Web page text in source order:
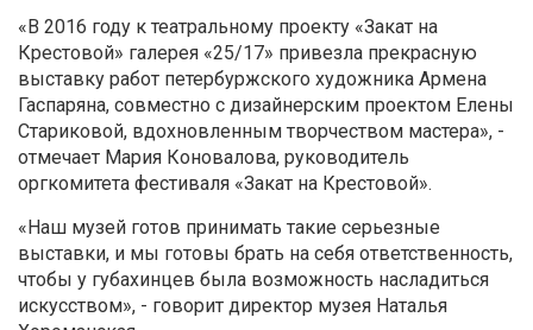
«В 2016 году к театральному проекту «Закат на
Крестовой» галерея «25/17» привезла прекрасную
выставку работ петербуржского художника Армена
Гаспаряна, совместно с дизайнерским проектом Елены
Стариковой, вдохновленным творчеством мастера», -
отмечает Мария Коновалова, руководитель
оргкомитета фестиваля «Закат на Крестовой».
«Наш музей готов принимать такие серьезные
выставки, и мы готовы брать на себя ответственность,
чтобы у губахинцев была возможность насладиться
искусством», - говорит директор музея Наталья